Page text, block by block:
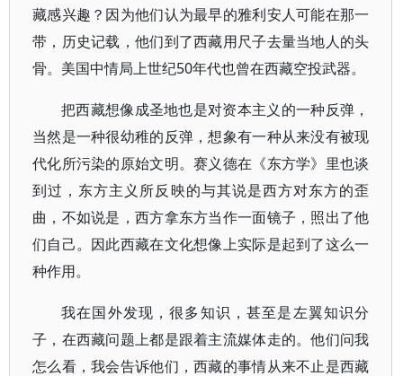
藏感兴趣？因为他们认为最早的雅利安人可能在那一
带，历史记载，他们到了西藏用尺子去量当地人的头
骨。美国中情局上世纪50年代也曾在西藏空投武器。
把西藏想像成圣地也是对资本主义的一种反弹，
当然是一种很幼稚的反弹，想象有一种从来没有被现
代化所污染的原始文明。赛义德在《东方学》里也谈
到过，东方主义所反映的与其说是西方对东方的歪
曲，不如说是，西方拿东方当作一面镜子，照出了他
们自己。因此西藏在文化想像上实际是起到了这么一
种作用。
我在国外发现，很多知识，甚至是左翼知识分
子，在西藏问题上都是跟着主流媒体走的。他们问我
怎么看，我会告诉他们，西藏的事情从来不止是西藏